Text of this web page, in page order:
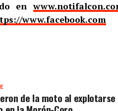
en
www.facebook.com
de la moto al explotarse